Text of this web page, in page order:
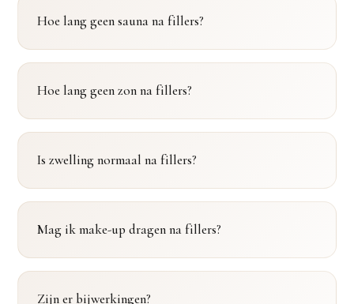
Hoe lang geen sauna na fillers?
Hoe lang geen zon na fillers?
Is zwelling normaal na fillers?
Mag ik make-up dragen na fillers?
Zijn er bijwerkingen?